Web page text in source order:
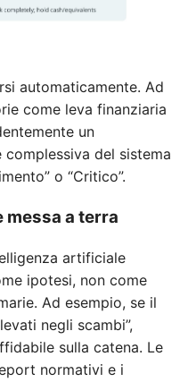
automaticamente. Ad
come leva finanziaria
un
complessiva del sistema
o “Critico”.
messa a terra
artificiale
ipotesi, non come
Ad esempio, se il
negli scambi”,
sulla catena. Le
normativi e i